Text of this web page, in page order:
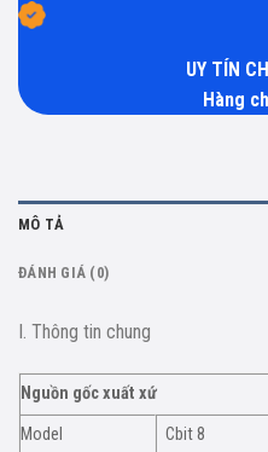
UY TÍN
Hàng
MÔ TẢ
ĐÁNH GIÁ (0)
I. Thông tin chung
Nguồn gốc xuất xứ
Model
Cbit 8